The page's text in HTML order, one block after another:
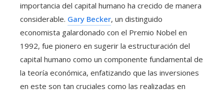
importancia del capital humano ha crecido de manera
considerable. Gary Becker, un distinguido
economista galardonado con el Premio Nobel en
1992, fue pionero en sugerir la estructuración del
capital humano como un componente fundamental de
la teoría económica, enfatizando que las inversiones
en este son tan cruciales como las realizadas en